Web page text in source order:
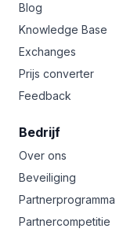
Blog
Knowledge Base
Exchanges
Prijs converter
Feedback
Bedrijf
Over ons
Beveiliging
Partnerprogramma
Partnercompetitie